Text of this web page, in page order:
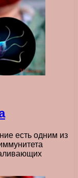
есть одним из